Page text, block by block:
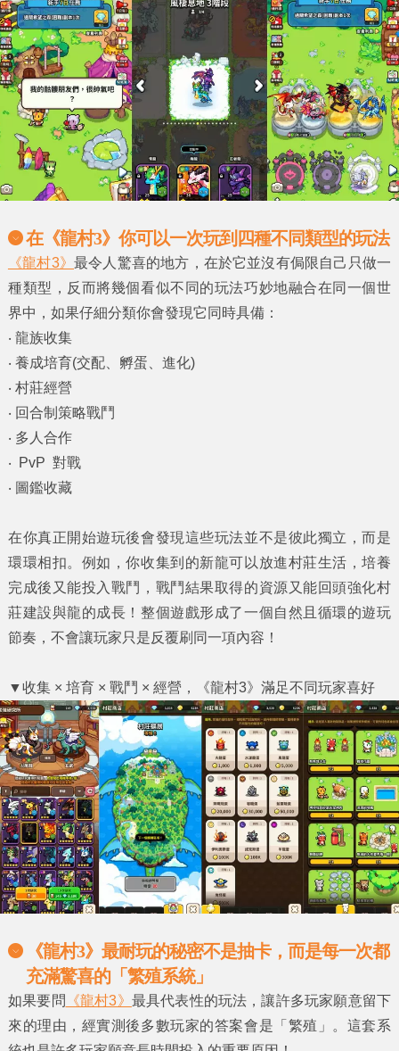
在《龍村3》你可以一次玩到四種不同類型的玩法
《龍村3》 最令人驚喜的地方，在於它並沒有侷限自己只做一
種類型，反而將幾個看似不同的玩法巧妙地融合在同一個世
界中，如果仔細分類你會發現它同時具備：
‧ 龍族收集
‧ 養成培育(交配、孵蛋、進化)
‧ 村莊經營
‧ 回合制策略戰鬥
‧ 多人合作
‧ PvP 對戰
‧ 圖鑑收藏
在你真正開始遊玩後會發現這些玩法並不是彼此獨立，而是
環環相扣。例如，你收集到的新龍可以放進村莊生活，培養
完成後又能投入戰鬥，戰鬥結果取得的資源又能回頭強化村
莊建設與龍的成長！整個遊戲形成了一個自然且循環的遊玩
節奏，不會讓玩家只是反覆刷同一項內容！
▼收集 × 培育 × 戰鬥 × 經營，《龍村3》滿足不同玩家喜好
《龍村3》最耐玩的秘密不是抽卡，而是每一次都
充滿驚喜的「繁殖系統」
如果要問 《龍村3》 最具代表性的玩法，讓許多玩家願意留下
來的理由，經實測後多數玩家的答案會是「繁殖」。這套系